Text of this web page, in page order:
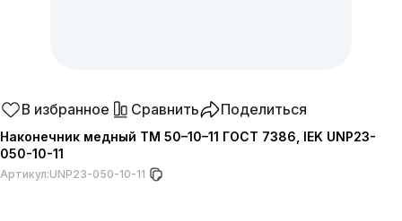
В избранное Сравнить Поделиться
Наконечник медный ТМ 50–10–11 ГОСТ 7386, IEK UNP23-
050-10-11
Артикул:UNP23-050-10-11